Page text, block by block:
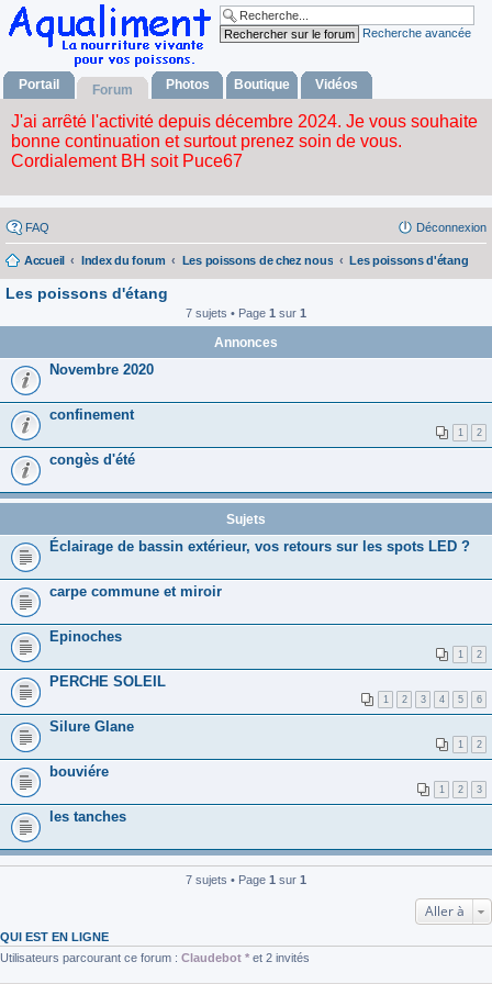
Recherche avancée
Portail Forum Photos Boutique Vidéos
FAQ Déconnexion
Accueil Index du forum Les poissons de chez nous Les poissons d'étang
Les poissons d'étang
7 sujets • Page 1 sur 1
Annonces
Novembre 2020
confinement
1 2
congès d'été
Sujets
Éclairage de bassin extérieur, vos retours sur les spots LED ?
carpe commune et miroir
Epinoches
1 2
PERCHE SOLEIL
1 2 3 4 5 6
Silure Glane
1 2
bouviére
1 2 3
les tanches
7 sujets • Page 1 sur 1
Aller à
QUI EST EN LIGNE
Utilisateurs parcourant ce forum : Claudebot * et 2 invités